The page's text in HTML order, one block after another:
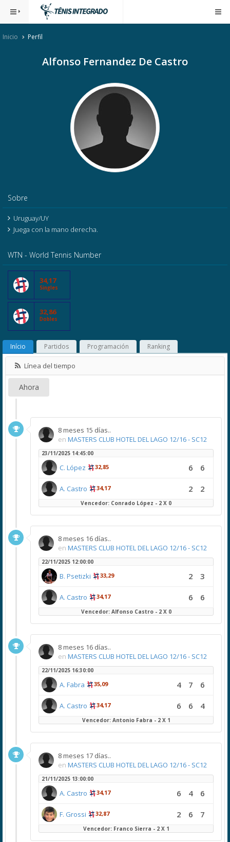
Inicio Perfil
Alfonso Fernandez De Castro
Sobre
Uruguay/UY
Juega con la mano derecha.
WTN - World Tennis Number
34,17
Singles
32,86
Dobles
Início Partidos Programación Ranking
Línea del tiempo
Ahora
8 meses 15 días..
en MASTERS CLUB HOTEL DEL LAGO 12/16 - SC12
23/11/2025 14:45:00
C. López 32,85 6 6
A. Castro 34,17 2 2
Vencedor: Conrado López - 2 X 0
8 meses 16 días..
en MASTERS CLUB HOTEL DEL LAGO 12/16 - SC12
22/11/2025 12:00:00
B. Psetizki 33,29 2 3
A. Castro 34,17 6 6
Vencedor: Alfonso Castro - 2 X 0
8 meses 16 días..
en MASTERS CLUB HOTEL DEL LAGO 12/16 - SC12
22/11/2025 16:30:00
A. Fabra 35,09 4 7 6
A. Castro 34,17 6 6 4
Vencedor: Antonio Fabra - 2 X 1
8 meses 17 días..
en MASTERS CLUB HOTEL DEL LAGO 12/16 - SC12
21/11/2025 13:00:00
A. Castro 34,17 6 4 6
F. Grossi 32,87 2 6 7
Vencedor: Franco Sierra - 2 X 1